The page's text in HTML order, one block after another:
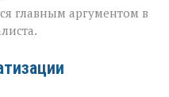
главным аргументом в